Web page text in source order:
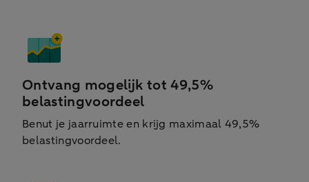
Ontvang mogelijk tot 49,5%
belastingvoordeel
Benut je jaarruimte en krijg maximaal 49,5%
belastingvoordeel.